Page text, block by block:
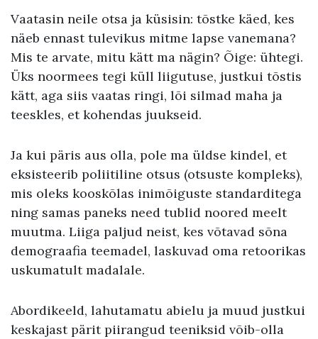
Vaatasin neile otsa ja küsisin: tõstke käed, kes
näeb ennast tulevikus mitme lapse vanemana?
Mis te arvate, mitu kätt ma nägin? Õige: ühtegi.
Üks noormees tegi küll liigutuse, justkui tõstis
kätt, aga siis vaatas ringi, lõi silmad maha ja
teeskles, et kohendas juukseid.
Ja kui päris aus olla, pole ma üldse kindel, et
eksisteerib poliitiline otsus (otsuste kompleks),
mis oleks kooskõlas inimõiguste standarditega
ning samas paneks need tublid noored meelt
muutma. Liiga paljud neist, kes võtavad sõna
demograafia teemadel, laskuvad oma retoorikas
uskumatult madalale.
Abordikeeld, lahutamatu abielu ja muud justkui
keskajast pärit piirangud teeniksid võib-olla